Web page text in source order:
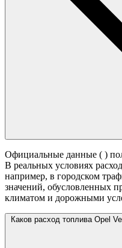
Официальные данные ( )
В реальных условиях
например, в городском
значений, обусловленных
климатом и дорожными
Каков расход топлива Opel